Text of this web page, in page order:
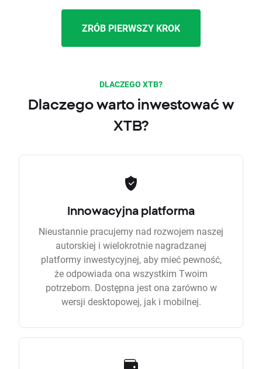
ZRÓB PIERWSZY KROK
DLACZEGO XTB?
Dlaczego warto inwestować w
XTB?
Innowacyjna platforma
Nieustannie pracujemy nad rozwojem naszej
autorskiej i wielokrotnie nagradzanej
platformy inwestycyjnej, aby mieć pewność,
że odpowiada ona wszystkim Twoim
potrzebom. Dostępna jest ona zarówno w
wersji desktopowej, jak i mobilnej.